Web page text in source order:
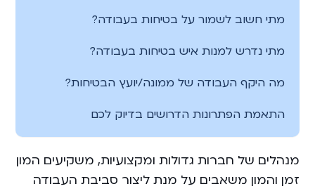
מתי חשוב לשמור על בטיחות בעבודה?
‏מתי נדרש למנות איש בטיחות בעבודה?
מה היקף העבודה של ממונה/יועץ הבטיחות?
‏התאמת הפתרונות הדרושים בדיוק לכם
מנהלים של חברות גדולות ומקצועיות, משקיעים המון
זמן והמון משאבים על מנת ליצור סביבת העבודה